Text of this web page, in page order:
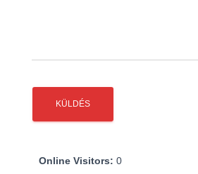
Online Visitors: 0